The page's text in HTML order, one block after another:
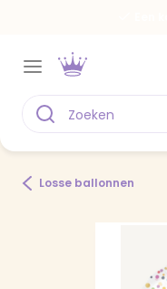
Losse ballonnen